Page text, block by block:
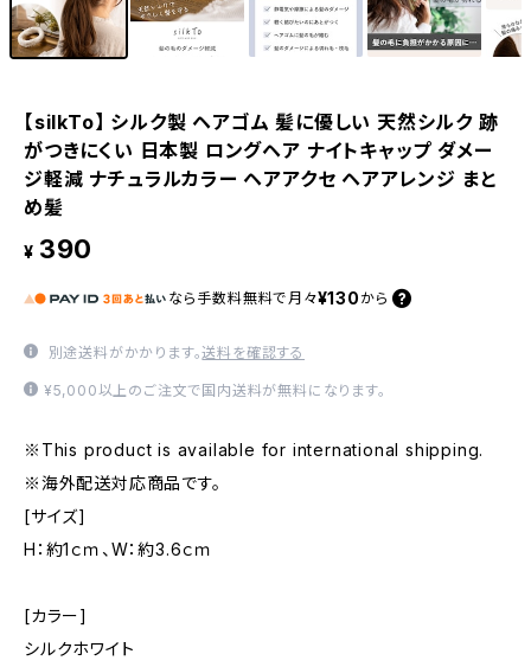
【silkTo】 シルク製 ヘアゴム 髪に優しい 天然シルク 跡
がつきにくい 日本製 ロングヘア ナイトキャップ ダメー
ジ軽減 ナチュラルカラー ヘアアクセ ヘアアレンジ まと
め髪
¥ 390
なら 手数料無料で 月々¥130 から
別途送料がかかります。送料を確認する
¥5,000以上のご注文で国内送料が無料になります。
※This product is available for international shipping.
※海外配送対応商品です。
[サイズ]
H：約1ｃｍ、W：約3.6ｃｍ
[カラー]
シルクホワイト